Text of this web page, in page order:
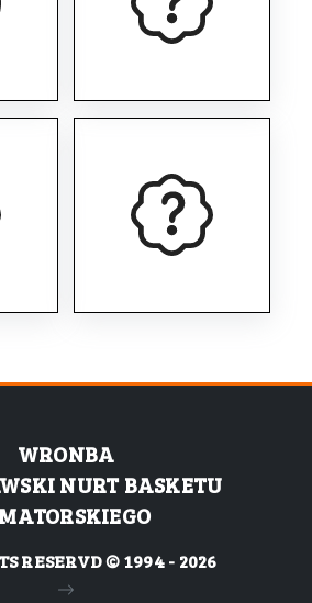
WRONBA
NURT BASKETU
RESERVD © 1994 - 2026